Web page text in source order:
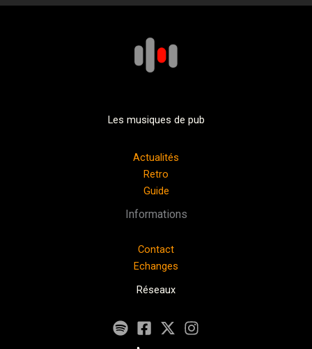
Les musiques de pub
Actualités
Retro
Guide
Informations
Contact
Echanges
Réseaux